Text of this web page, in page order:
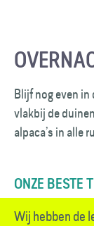
Blijf nog even
vlakbij de
alpaca’s in alle
ONZE BESTE
Wij hebben de